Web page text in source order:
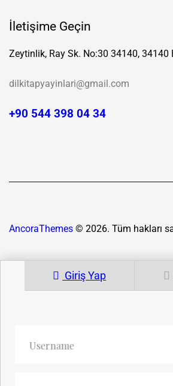
İletişime Geçin
Zeytinlik, Ray Sk. No:30 34140, 34140
dilkitapyayinlari@gmail.com
+90 544 398 04 34
AncoraThemes © 2026. Tüm hakları
Giriş Yap
Username